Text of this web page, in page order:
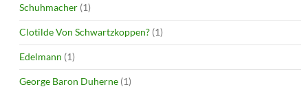
Schuhmacher (1)
Clotilde Von Schwartzkoppen? (1)
Edelmann (1)
George Baron Duherne (1)